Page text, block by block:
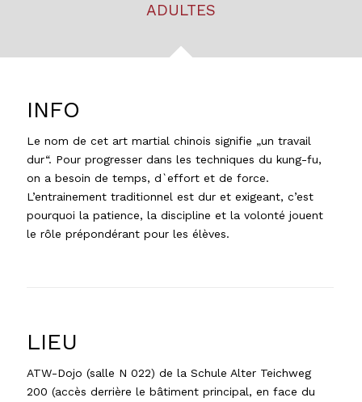
ADULTES
INFO
Le nom de cet art martial chinois signifie „un travail
dur“. Pour progresser dans les techniques du kung-fu,
on a besoin de temps, d`effort et de force.
L’entrainement traditionnel est dur et exigeant, c’est
pourquoi la patience, la discipline et la volonté jouent
le rôle prépondérant pour les élèves.
LIEU
ATW-Dojo (salle N 022) de la Schule Alter Teichweg
200 (accès derrière le bâtiment principal, en face du